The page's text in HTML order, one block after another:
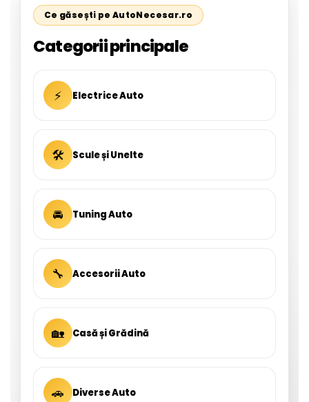
Ce găsești pe AutoNecesar.ro
Categorii principale
⚡ Electrice Auto
🛠 Scule și Unelte
🚘 Tuning Auto
🔧 Accesorii Auto
🏡 Casă și Grădină
🚗 Diverse Auto